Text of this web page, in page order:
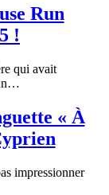
Run
!
qui avait
« À
impressionner